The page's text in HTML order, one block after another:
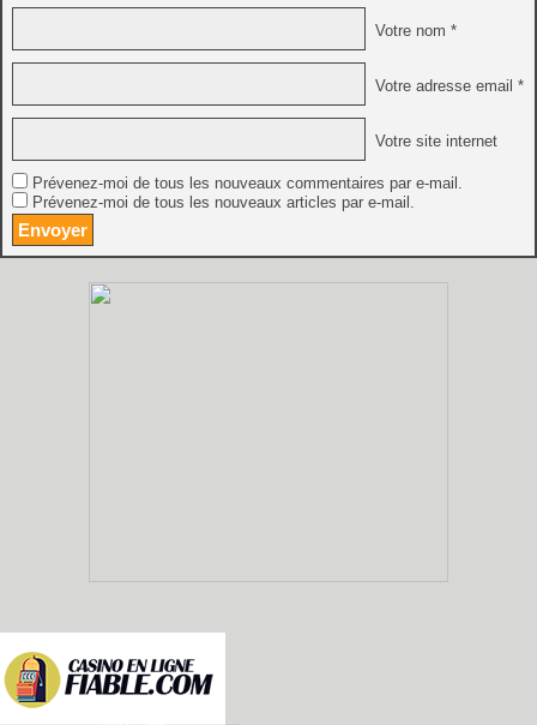
Votre nom *
Votre adresse email *
Votre site internet
Prévenez-moi de tous les nouveaux commentaires par e-mail.
Prévenez-moi de tous les nouveaux articles par e-mail.